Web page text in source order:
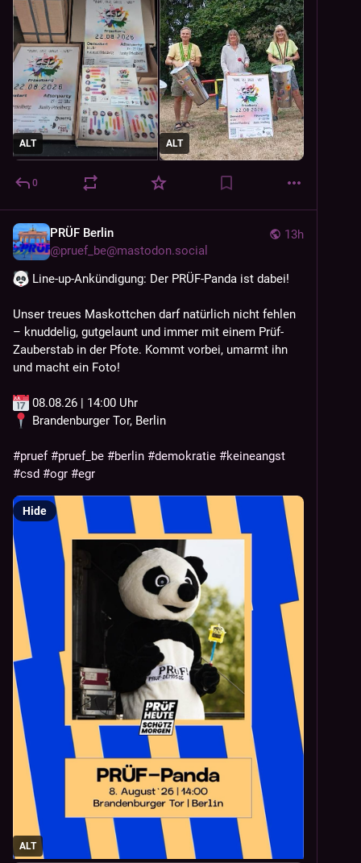
ALT ALT
0
13h
PRÜF Berlin
@pruef_be@mastodon.social
Line-up-Ankündigung: Der PRÜF-Panda ist dabei!
Unser treues Maskottchen darf natürlich nicht fehlen
– knuddelig, gutgelaunt und immer mit einem Prüf-
Zauberstab in der Pfote. Kommt vorbei, umarmt ihn
und macht ein Foto!
08.08.26 | 14:00 Uhr
Brandenburger Tor, Berlin
#pruef #pruef_be #berlin #demokratie #keineangst
#csd #ogr #egr
ALT
Hide